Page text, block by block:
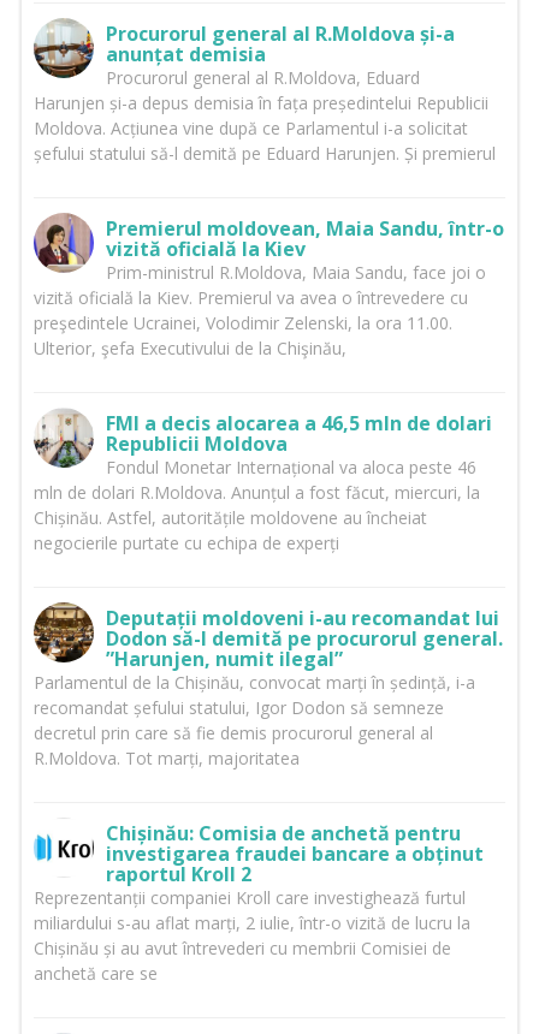
Procurorul general al R.Moldova și-a
anunțat demisia
Procurorul general al R.Moldova, Eduard
Harunjen și-a depus demisia în fața președintelui Republicii
Moldova. Acțiunea vine după ce Parlamentul i-a solicitat
șefului statului să-l demită pe Eduard Harunjen. Și premierul
Premierul moldovean, Maia Sandu, într-o
vizită oficială la Kiev
Prim-ministrul R.Moldova, Maia Sandu, face joi o
vizită oficială la Kiev. Premierul va avea o întrevedere cu
preşedintele Ucrainei, Volodimir Zelenski, la ora 11.00.
Ulterior, şefa Executivului de la Chişinău,
FMI a decis alocarea a 46,5 mln de dolari
Republicii Moldova
Fondul Monetar Internațional va aloca peste 46
mln de dolari R.Moldova. Anunțul a fost făcut, miercuri, la
Chișinău. Astfel, autoritățile moldovene au încheiat
negocierile purtate cu echipa de experți
Deputații moldoveni i-au recomandat lui
Dodon să-l demită pe procurorul general.
”Harunjen, numit ilegal”
Parlamentul de la Chișinău, convocat marți în ședință, i-a
recomandat șefului statului, Igor Dodon să semneze
decretul prin care să fie demis procurorul general al
R.Moldova. Tot marți, majoritatea
Chișinău: Comisia de anchetă pentru
investigarea fraudei bancare a obținut
raportul Kroll 2
Reprezentanții companiei Kroll care investighează furtul
miliardului s-au aflat marți, 2 iulie, într-o vizită de lucru la
Chișinău și au avut întrevederi cu membrii Comisiei de
anchetă care se